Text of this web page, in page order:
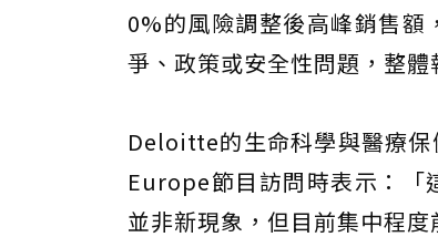
0%的風險調整後高峰銷售額
爭、政策或安全性問題，整體
Deloitte的生命科學與醫療
Europe節目訪問時表示：「
並非新現象，但目前集中程